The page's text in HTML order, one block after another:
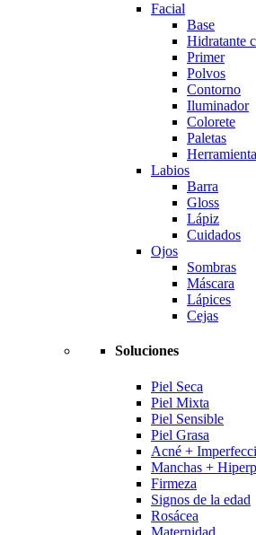
Facial
Base
Hidratante
Primer
Polvos
Contorno
Iluminador
Colorete
Paletas
Labios
Barra
Gloss
Lápiz
Cuidados
Ojos
Sombras
Máscara
Lápices
Cejas
Soluciones
Piel Seca
Piel Mixta
Piel Sensible
Piel Grasa
Acné +
Manchas +
Firmeza
Signos de la edad
Rosácea
Maternidad